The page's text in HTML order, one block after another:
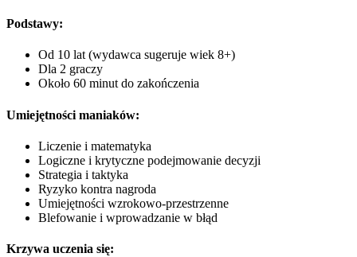
Podstawy:
Od 10 lat (wydawca sugeruje wiek 8+)
Dla 2 graczy
Około 60 minut do zakończenia
Umiejętności maniaków:
Liczenie i matematyka
Logiczne i krytyczne podejmowanie decyzji
Strategia i taktyka
Ryzyko kontra nagroda
Umiejętności wzrokowo-przestrzenne
Blefowanie i wprowadzanie w błąd
Krzywa uczenia się: